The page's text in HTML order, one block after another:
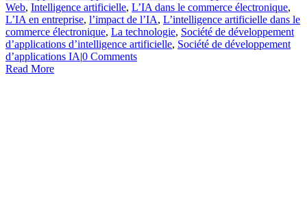
Web, Intelligence artificielle, L’IA dans le commerce électronique,
L’IA en entreprise, l’impact de l’IA, L’intelligence artificielle dans le
commerce électronique, La technologie, Société de développement
d’applications d’intelligence artificielle, Société de développement
d’applications IA|0 Comments
Read More